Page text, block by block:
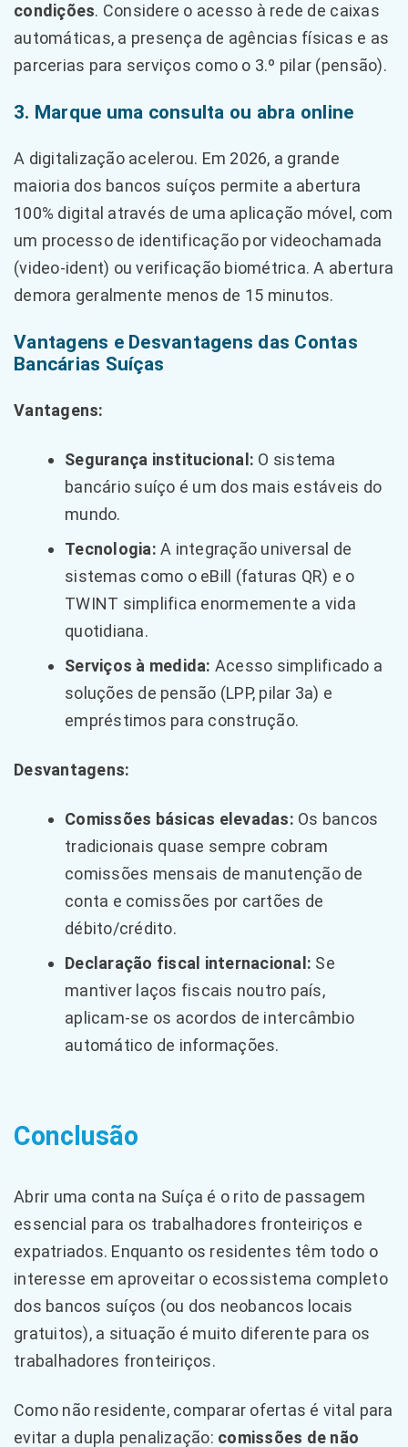
condições. Considere o acesso à rede de caixas
automáticas, a presença de agências físicas e as
parcerias para serviços como o 3.º pilar (pensão).
3. Marque uma consulta ou abra online
A digitalização acelerou. Em 2026, a grande
maioria dos bancos suíços permite a abertura
100% digital através de uma aplicação móvel, com
um processo de identificação por videochamada
(video-ident) ou verificação biométrica. A abertura
demora geralmente menos de 15 minutos.
Vantagens e Desvantagens das Contas
Bancárias Suíças
Vantagens:
Segurança institucional: O sistema
bancário suíço é um dos mais estáveis do
mundo.
Tecnologia: A integração universal de
sistemas como o eBill (faturas QR) e o
TWINT simplifica enormemente a vida
quotidiana.
Serviços à medida: Acesso simplificado a
soluções de pensão (LPP, pilar 3a) e
empréstimos para construção.
Desvantagens:
Comissões básicas elevadas: Os bancos
tradicionais quase sempre cobram
comissões mensais de manutenção de
conta e comissões por cartões de
débito/crédito.
Declaração fiscal internacional: Se
mantiver laços fiscais noutro país,
aplicam-se os acordos de intercâmbio
automático de informações.
Conclusão
Abrir uma conta na Suíça é o rito de passagem
essencial para os trabalhadores fronteiriços e
expatriados. Enquanto os residentes têm todo o
interesse em aproveitar o ecossistema completo
dos bancos suíços (ou dos neobancos locais
gratuitos), a situação é muito diferente para os
trabalhadores fronteiriços.
Como não residente, comparar ofertas é vital para
evitar a dupla penalização: comissões de não